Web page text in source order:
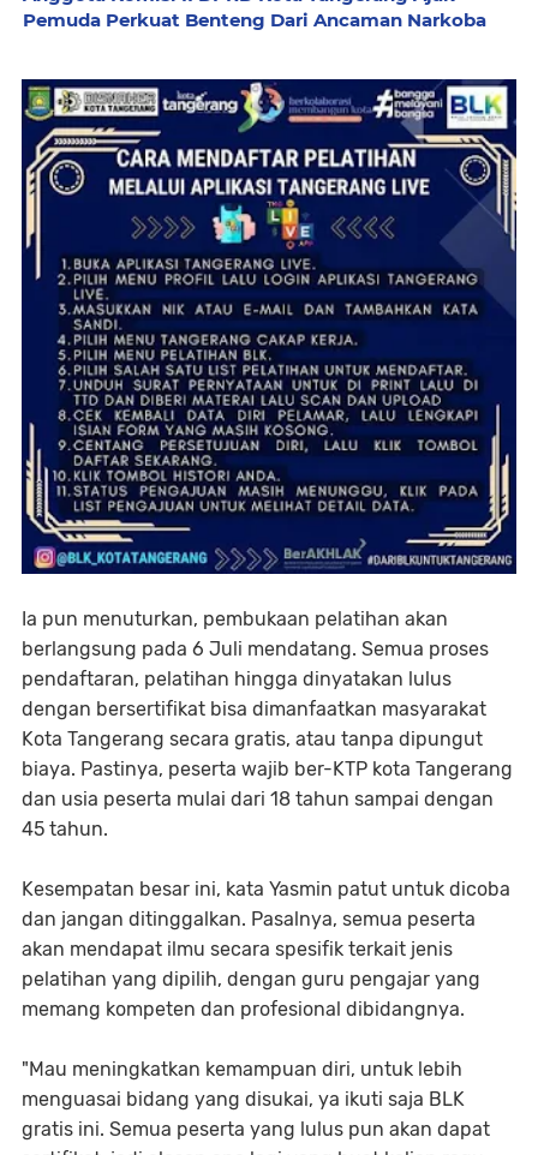
Pemuda Perkuat Benteng Dari Ancaman Narkoba
Ia pun menuturkan, pembukaan pelatihan akan
berlangsung pada 6 Juli mendatang. Semua proses
pendaftaran, pelatihan hingga dinyatakan lulus
dengan bersertifikat bisa dimanfaatkan masyarakat
Kota Tangerang secara gratis, atau tanpa dipungut
biaya. Pastinya, peserta wajib ber-KTP kota Tangerang
dan usia peserta mulai dari 18 tahun sampai dengan
45 tahun.
Kesempatan besar ini, kata Yasmin patut untuk dicoba
dan jangan ditinggalkan. Pasalnya, semua peserta
akan mendapat ilmu secara spesifik terkait jenis
pelatihan yang dipilih, dengan guru pengajar yang
memang kompeten dan profesional dibidangnya.
"Mau meningkatkan kemampuan diri, untuk lebih
menguasai bidang yang disukai, ya ikuti saja BLK
gratis ini. Semua peserta yang lulus pun akan dapat